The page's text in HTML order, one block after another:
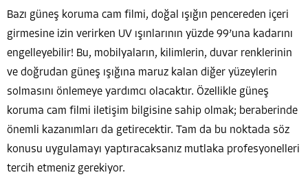
Bazı güneş koruma cam filmi, doğal ışığın pencereden içeri
girmesine izin verirken UV ışınlarının yüzde 99’una kadarını
engelleyebilir! Bu, mobilyaların, kilimlerin, duvar renklerinin
ve doğrudan güneş ışığına maruz kalan diğer yüzeylerin
solmasını önlemeye yardımcı olacaktır. Özellikle güneş
koruma cam filmi iletişim bilgisine sahip olmak; beraberinde
önemli kazanımları da getirecektir. Tam da bu noktada söz
konusu uygulamayı yaptıracaksanız mutlaka profesyonelleri
tercih etmeniz gerekiyor.